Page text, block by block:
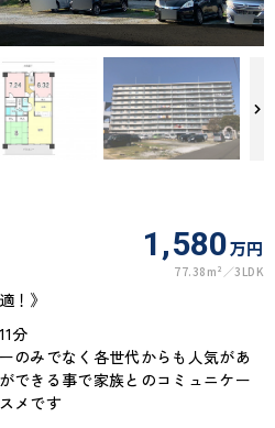
1,580万円
77.38m² 3LDK
！》
分
のみでなく各世代からも人気があ
できる事で家族とのコミュニケー
メです